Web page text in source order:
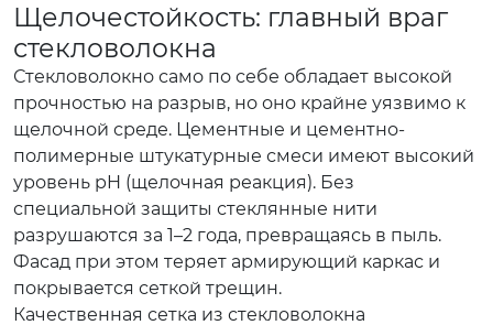
Щелочестойкость: главный враг
стекловолокна
Стекловолокно само по себе обладает высокой
прочностью на разрыв, но оно крайне уязвимо к
щелочной среде. Цементные и цементно-
полимерные штукатурные смеси имеют высокий
уровень pH (щелочная реакция). Без
специальной защиты стеклянные нити
разрушаются за 1–2 года, превращаясь в пыль.
Фасад при этом теряет армирующий каркас и
покрывается сеткой трещин.
Качественная сетка из стекловолокна